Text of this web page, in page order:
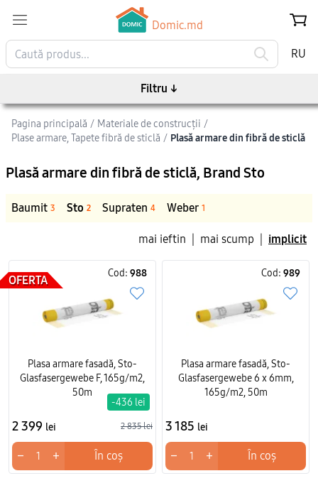
Domic.md
RU
Pagina principală / Materiale de construcții /
Plase armare, Tapete fibră de sticlă / Plasă armare din fibră de sticlă
Plasă armare din fibră de sticlă, Brand Sto
Baumit 3 Sto 2 Supraten 4 Weber 1
mai ieftin mai scump implicit
OFERTA
Cod: 988
Plasa armare fasadă, Sto-
Glasfasergewebe F, 165g/m2,
50m
2 399 lei 2 835 lei
-436 lei
− + În coș
Cod: 989
Plasa armare fasadă, Sto-
Glasfasergewebe 6 x 6mm,
165g/m2, 50m
3 185 lei
− + În coș
Filtru ↓